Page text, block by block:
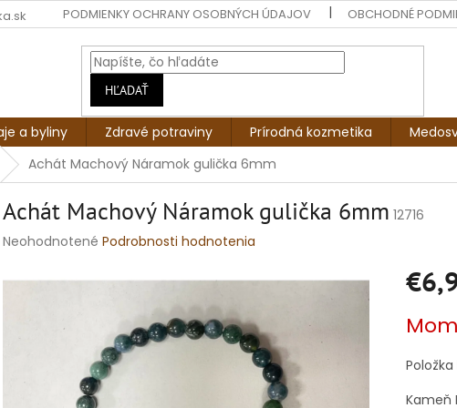
PODMIENKY OCHRANY OSOBNÝCH ÚDAJOV OBCHODNÉ
HĽADAŤ
a byliny Zdravé potraviny Prírodná kozmetika
Achát Machový Náramok gulička 6mm
Achát Machový Náramok gulička 6mm 12716
Priemerné
Neohodnotené Podrobnosti hodnotenia
cena:
Kameň